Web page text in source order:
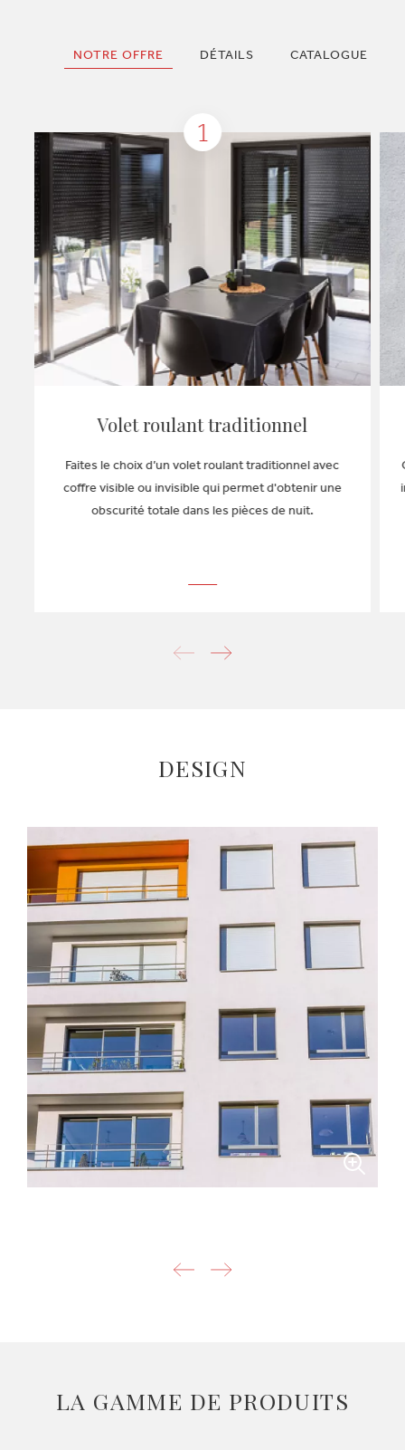
NOTRE OFFRE DÉTAILS CATALOGUE
1
Volet roulant traditionnel
Faites le choix d’un volet roulant traditionnel avec
coffre visible ou invisible qui permet d'obtenir une
obscurité totale dans les pièces de nuit.
1
Confort d’utilisation
Télécommande radio ou pilotage à distance avec
l’application K•LINE Smart Home
1
LE CATALOGUE
OBTENIR LE CATALOGUE
DESIGN
LA GAMME DE PRODUITS